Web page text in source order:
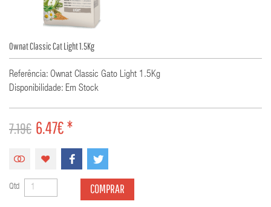
Ownat Classic Cat Light 1.5Kg
Referência: Ownat Classic Gato Light 1.5Kg
Disponibilidade: Em Stock
7.19€ 6.47€ *
Qtd COMPRAR